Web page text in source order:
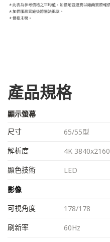
產品規格
顯示螢幕
尺寸
65/55型
解析度
4K 3840x2160
顯色技術
LED
影像
可視角度
178/178
刷新率
60Hz